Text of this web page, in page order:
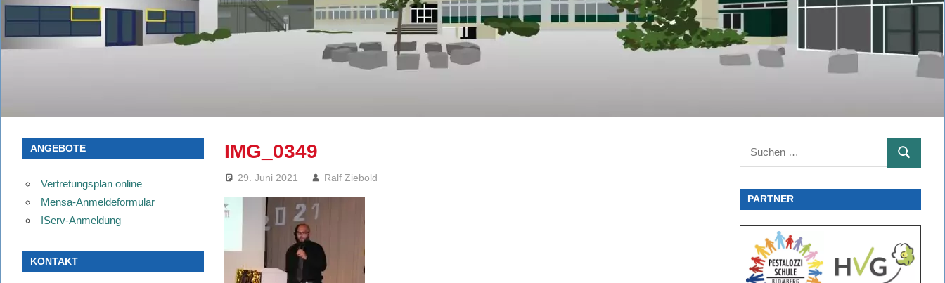
IMG_0349
29. Juni 2021 Ralf Ziebold
ANGEBOTE
Vertretungsplan online
Mensa-Anmeldeformular
IServ-Anmeldung
KONTAKT
Suchen
nach:
SUCHEN
PARTNER